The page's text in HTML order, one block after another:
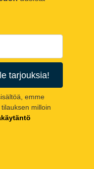
tarjouksia!
emme
milloin